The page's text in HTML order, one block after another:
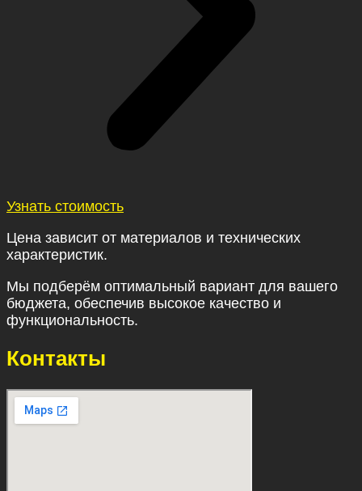
Узнать стоимость
Цена зависит от материалов и технических
характеристик.
Мы подберём оптимальный вариант для вашего
бюджета, обеспечив высокое качество и
функциональность.
Контакты